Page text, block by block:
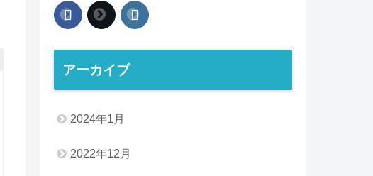
アーカイブ
2024年1月
2022年12月